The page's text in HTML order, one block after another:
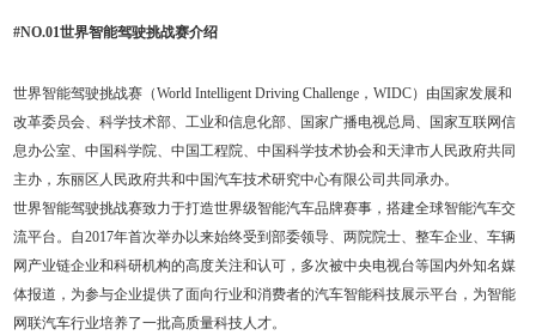
#NO.01世界智能驾驶挑战赛介绍
世界智能驾驶挑战赛（World Intelligent Driving Challenge，WIDC）由国家发展和
改革委员会、科学技术部、工业和信息化部、国家广播电视总局、国家互联网信
息办公室、中国科学院、中国工程院、中国科学技术协会和天津市人民政府共同
主办，东丽区人民政府共和中国汽车技术研究中心有限公司共同承办。
世界智能驾驶挑战赛致力于打造世界级智能汽车品牌赛事，搭建全球智能汽车交
流平台。自2017年首次举办以来始终受到部委领导、两院院士、整车企业、车辆
网产业链企业和科研机构的高度关注和认可，多次被中央电视台等国内外知名媒
体报道，为参与企业提供了面向行业和消费者的汽车智能科技展示平台，为智能
网联汽车行业培养了一批高质量科技人才。